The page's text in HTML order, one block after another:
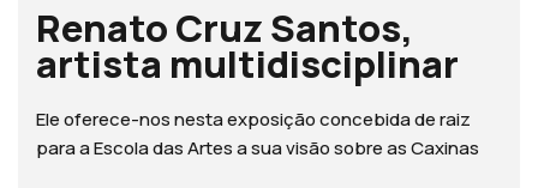
Renato Cruz Santos,
artista multidisciplinar
Ele oferece-nos nesta exposição concebida de raiz
para a Escola das Artes a sua visão sobre as Caxinas